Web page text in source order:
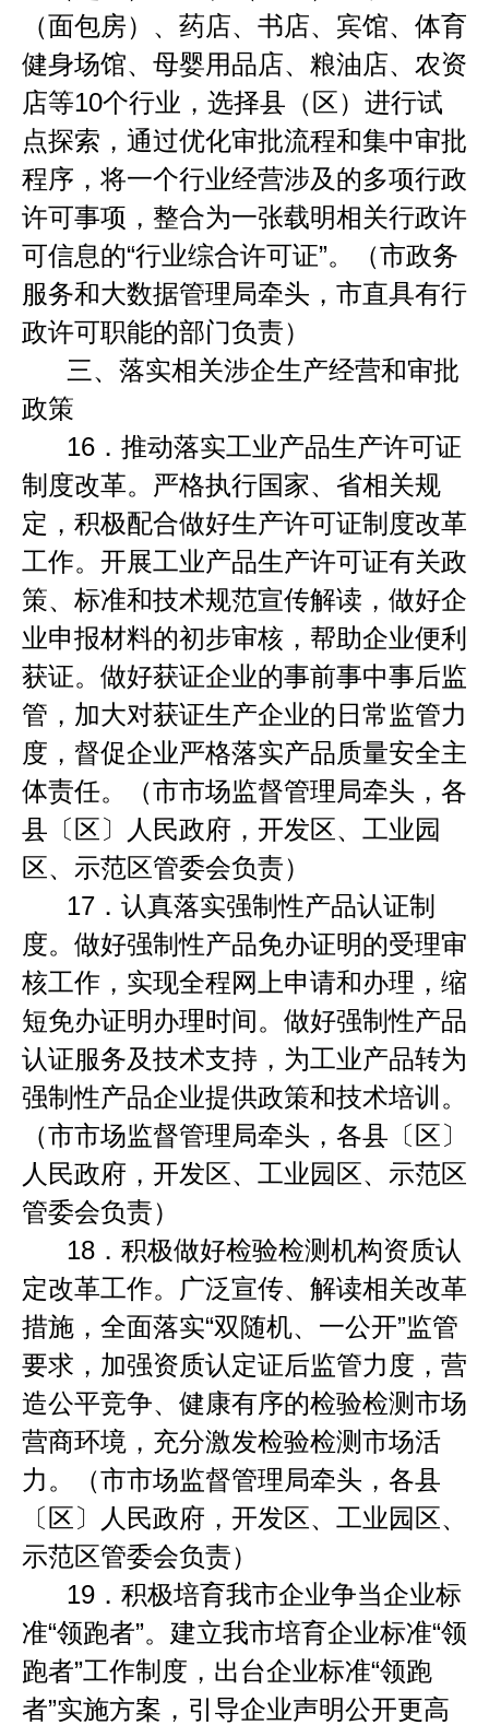
（面包房）、药店、书店、宾馆、体育
健身场馆、母婴用品店、粮油店、农资
店等10个行业，选择县（区）进行试
点探索，通过优化审批流程和集中审批
程序，将一个行业经营涉及的多项行政
许可事项，整合为一张载明相关行政许
可信息的“行业综合许可证”。（市政务
服务和大数据管理局牵头，市直具有行
政许可职能的部门负责）
三、落实相关涉企生产经营和审批
政策
16． 推动落实工业产品生产许可证
制度改革。严格执行国家、省相关规
定，积极配合做好生产许可证制度改革
工作。开展工业产品生产许可证有关政
策、标准和技术规范宣传解读，做好企
业申报材料的初步审核，帮助企业便利
获证。做好获证企业的事前事中事后监
管，加大对获证生产企业的日常监管力
度，督促企业严格落实产品质量安全主
体责任。（市市场监督管理局牵头，各
县〔区〕人民政府，开发区、工业园
区、示范区管委会负责）
17． 认真落实强制性产品认证制
度。做好强制性产品免办证明的受理审
核工作，实现全程网上申请和办理，缩
短免办证明办理时间。做好强制性产品
认证服务及技术支持，为工业产品转为
强制性产品企业提供政策和技术培训。
（市市场监督管理局牵头，各县〔区〕
人民政府，开发区、工业园区、示范区
管委会负责）
18． 积极做好检验检测机构资质认
定改革工作。广泛宣传、解读相关改革
措施，全面落实“双随机、一公开”监管
要求，加强资质认定证后监管力度，营
造公平竞争、健康有序的检验检测市场
营商环境，充分激发检验检测市场活
力。（市市场监督管理局牵头，各县
〔区〕人民政府，开发区、工业园区、
示范区管委会负责）
19． 积极培育我市企业争当企业标
准“领跑者”。建立我市培育企业标准“领
跑者”工作制度，出台企业标准“领跑
者”实施方案，引导企业声明公开更高